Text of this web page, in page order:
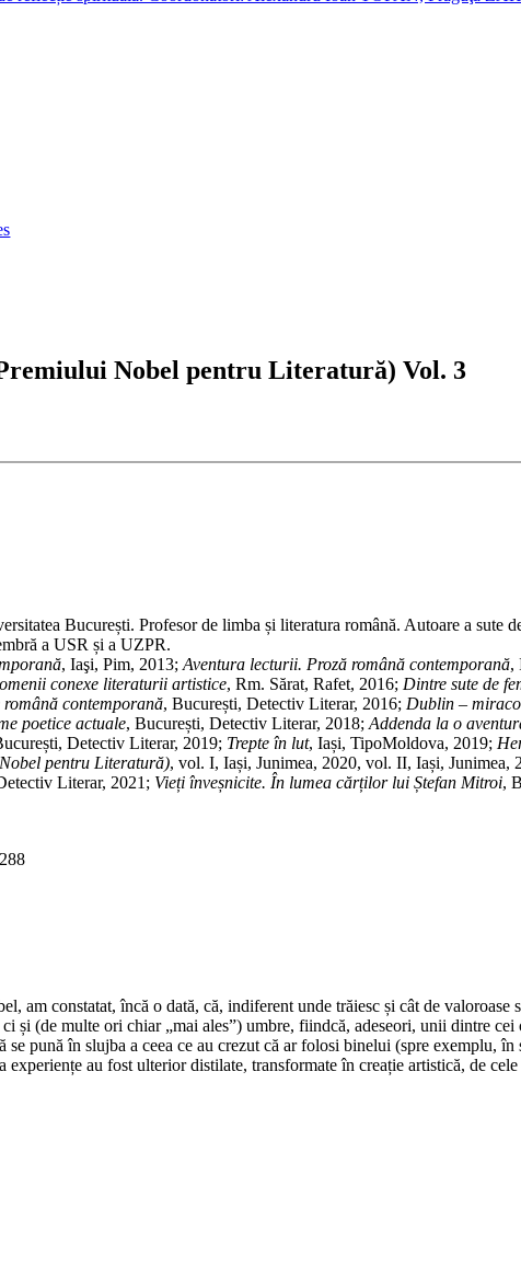
Nobel pentru Literatură) Vol. 3
București. Profesor de limba și literatura română. Autoare a sute
a USR și a UZPR.
, Iaşi, Pim, 2013;Aventura lecturii. Proză ro­mâ­nă contemporană,
conexe literaturii artistice, Rm. Sărat, Rafet, 2016; Dintre sute de
con­tem­­porană, București, Detectiv Literar, 2016; Dublin –
poetice actu­a­le, București, Detectiv Literar, 2018;Addenda la o
De­tec­tiv Literar, 2019; Trepte în lut, Iași, Tipo­Mol­dova, 2019;
pentru Literatură), vol. I, Iași, Juni­­mea, 2020, vol. II, Iași,
Literar, 2021; Vieți înveș­ni­cite. În lumea cărților lui Ștefan Mitroi,
288
am constatat, încă o dată, că, indiferent unde trăiesc și cât de valoroase
și (de multe ori chiar „mai ales”) umbre, fiindcă, adeseori, unii dintre
se pună în slujba a ceea ce au crezut că ar folosi binelui (spre exemplu,
au fost ulterior distilate, transformate în creație artistică, de